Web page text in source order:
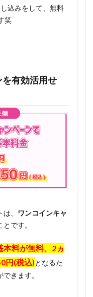
込みをして、無料
笑
有効活用せ
、 ワンコインキャ
です。
料が無料、2ヵ
円(税込)となるた
きます。